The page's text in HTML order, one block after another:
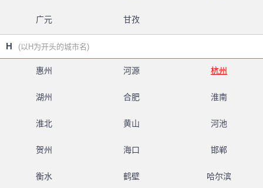
广元 甘孜
H (以H为开头的城市名)
惠州 河源 杭州
湖州 合肥 淮南
淮北 黄山 河池
贺州 海口 邯郸
衡水 鹤壁 哈尔滨